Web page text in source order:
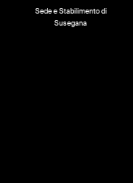
Sede e Stabilimento di
Susegana